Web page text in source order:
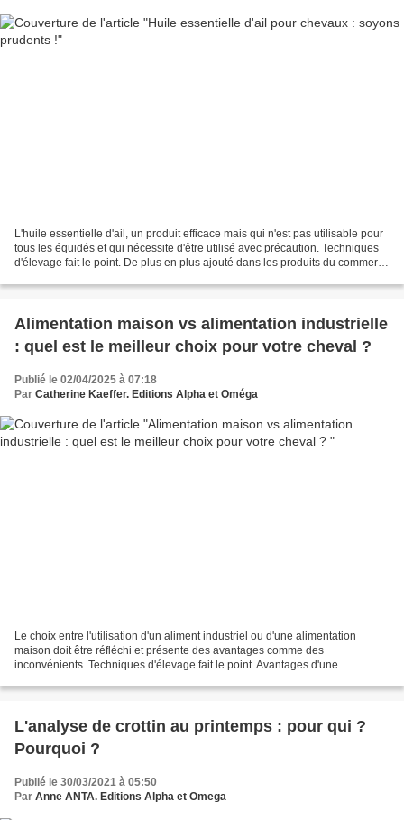
L'huile essentielle d'ail, un produit efficace mais qui n'est pas utilisable pour
tous les équidés et qui nécessite d'être utilisé avec précaution. Techniques
d'élevage fait le point. De plus en plus ajouté dans les produits du commerce
Alimentation maison vs alimentation industrielle
: quel est le meilleur choix pour votre cheval ?
Publié le 02/04/2025 à 07:18
Par Catherine Kaeffer. Editions Alpha et Oméga
Le choix entre l'utilisation d'un aliment industriel ou d'une alimentation
maison doit être réfléchi et présente des avantages comme des
inconvénients. Techniques d'élevage fait le point. Avantages d'une
L'analyse de crottin au printemps : pour qui ?
Pourquoi ?
Publié le 30/03/2021 à 05:50
Par Anne ANTA. Editions Alpha et Omega